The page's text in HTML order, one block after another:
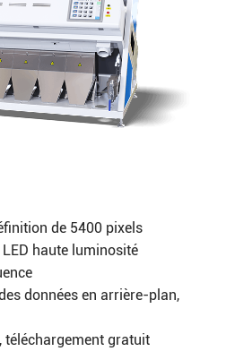
de 5400 pixels
haute luminosité
données en arrière-plan,
téléchargement gratuit